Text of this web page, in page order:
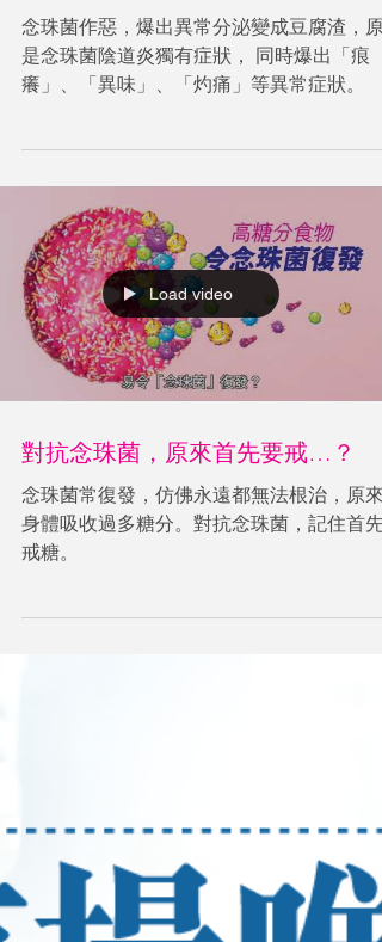
念珠菌作惡，爆出異常分泌變成豆腐渣，原
是念珠菌陰道炎獨有症狀， 同時爆出「痕
癢」、「異味」、「灼痛」等異常症狀。
Load video
對抗念珠菌，原來首先要戒…？
念珠菌常復發，仿佛永遠都無法根治，原來
身體吸收過多糖分。對抗念珠菌，記住首先
戒糖。